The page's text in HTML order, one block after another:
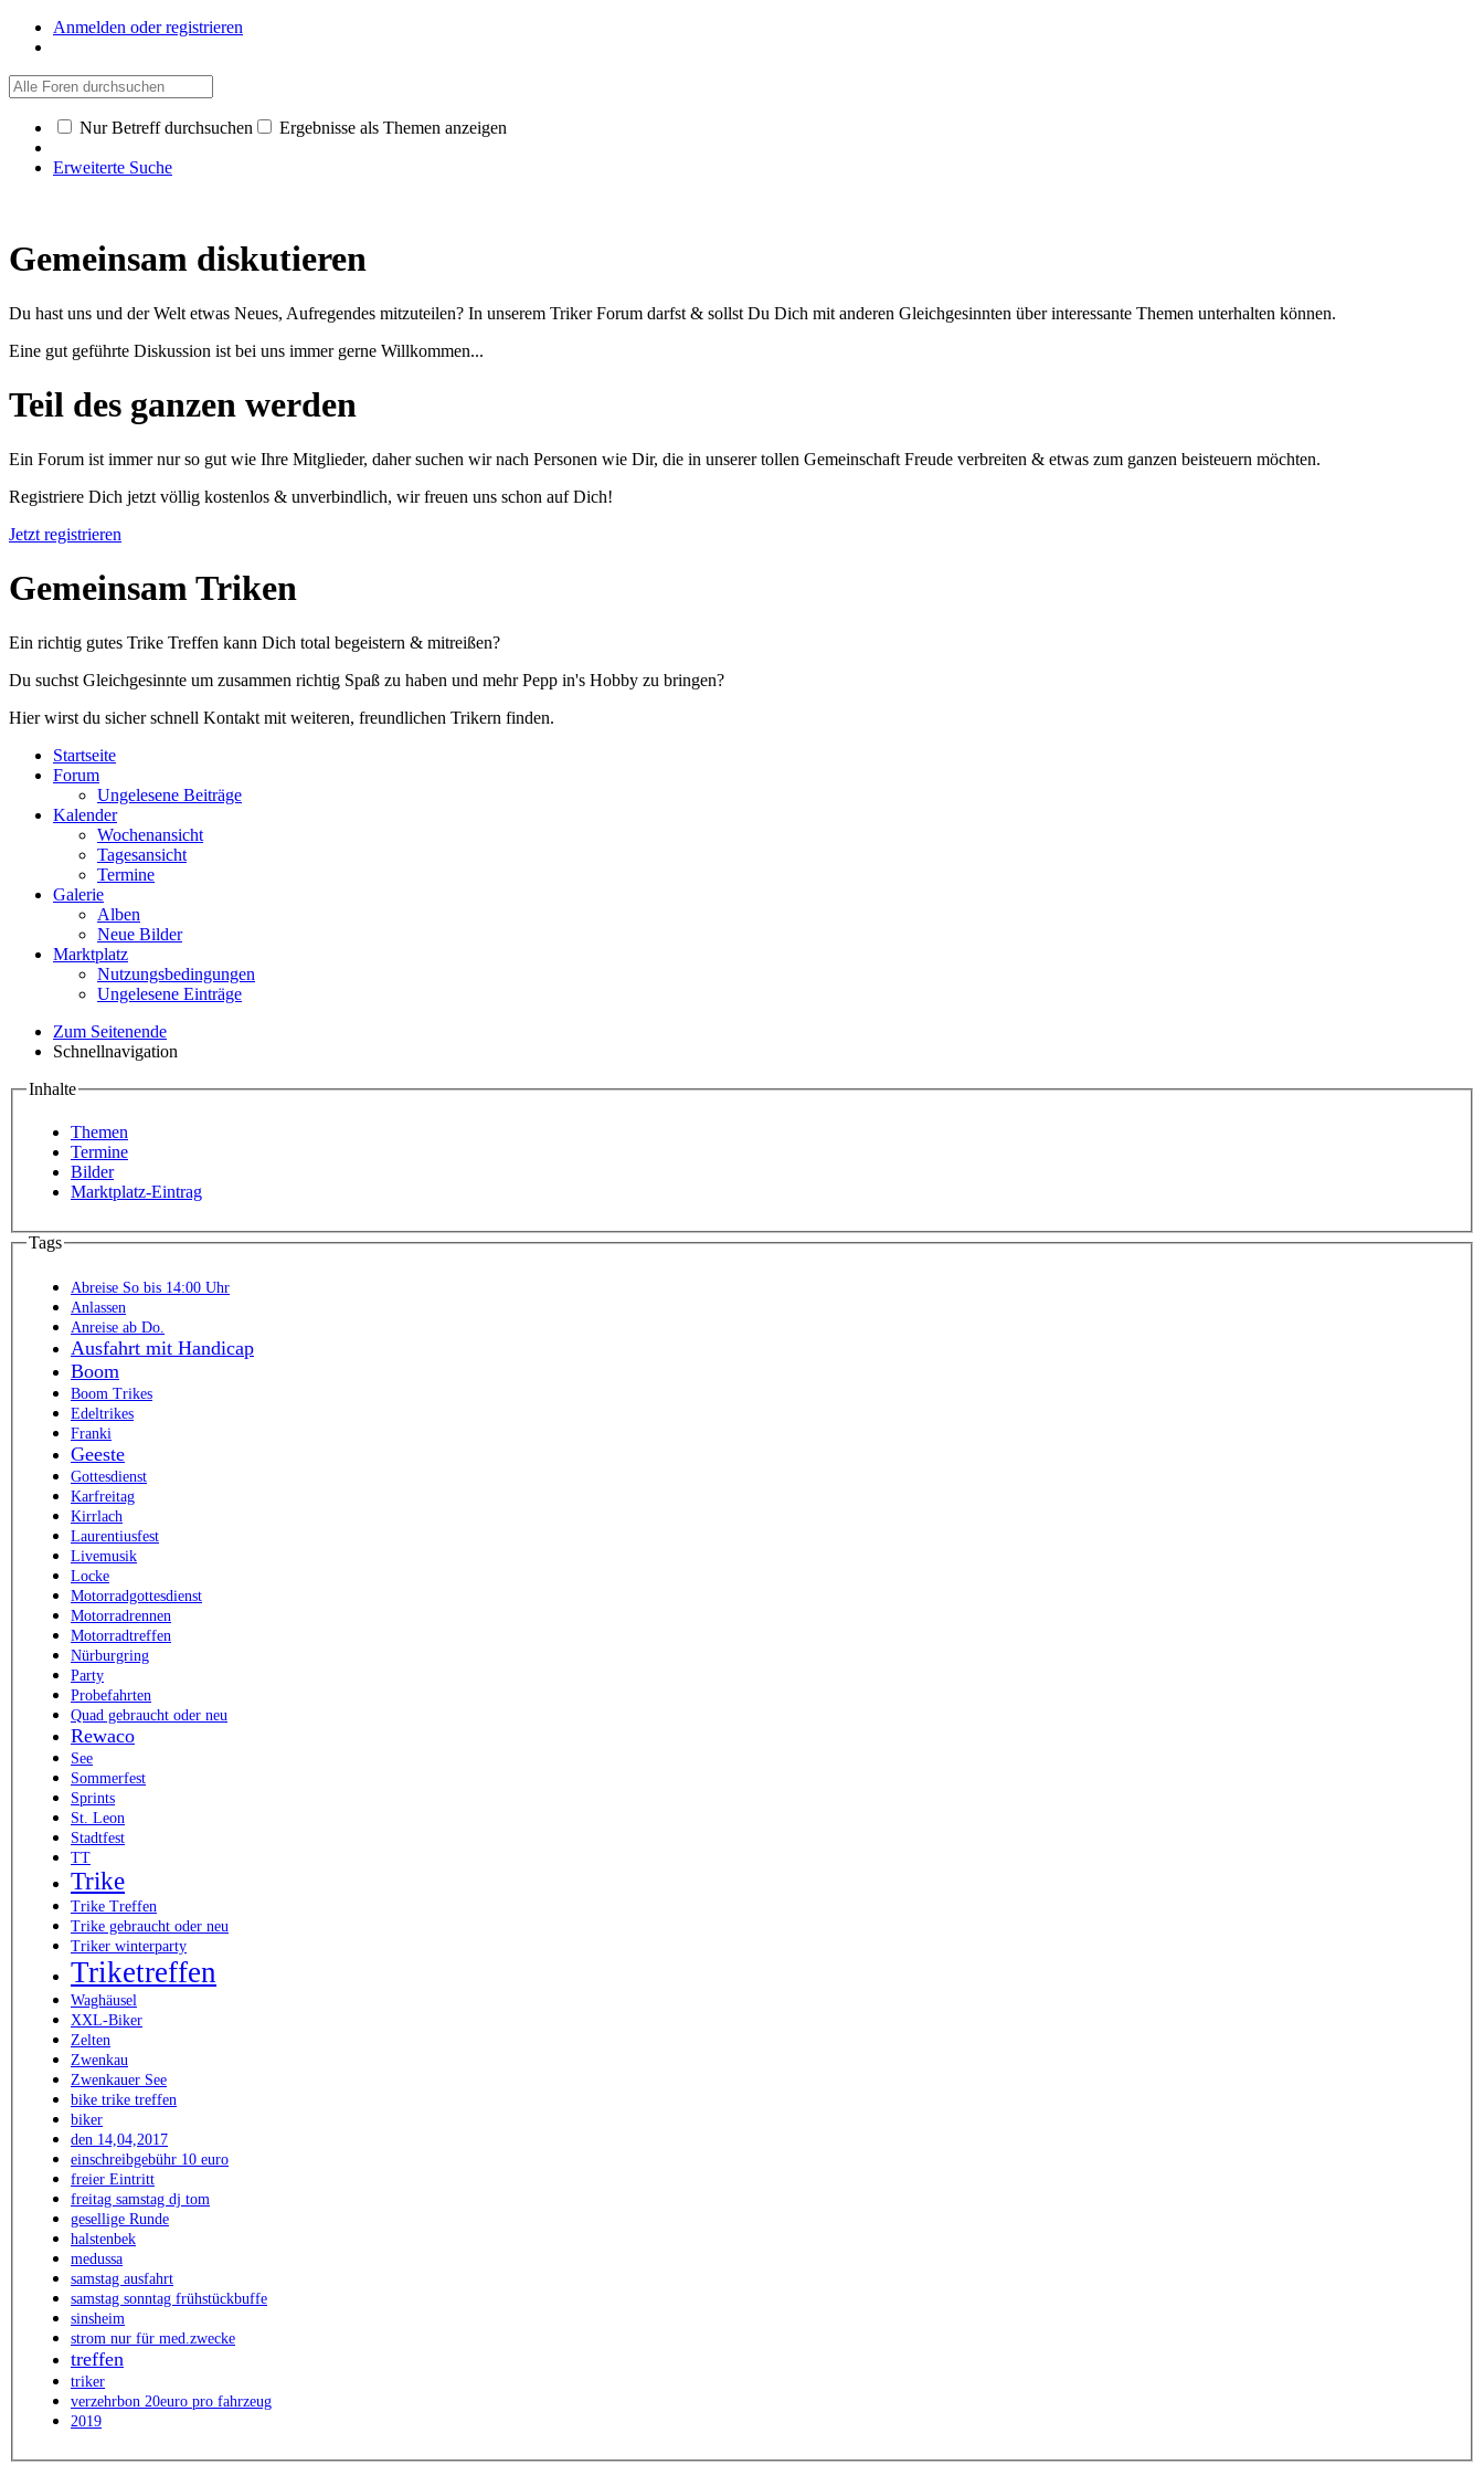
Anmelden oder registrieren
Nur Betreff durchsuchen Ergebnisse als Themen anzeigen
Erweiterte Suche
Gemeinsam diskutieren
Du hast uns und der Welt etwas Neues, Aufregendes mitzuteilen? In unserem Triker Forum darfst & sollst Du Dich mit anderen Gleichgesinnten über interessante Themen unterhalten können.
Eine gut geführte Diskussion ist bei uns immer gerne Willkommen...
Teil des ganzen werden
Ein Forum ist immer nur so gut wie Ihre Mitglieder, daher suchen wir nach Personen wie Dir, die in unserer tollen Gemeinschaft Freude verbreiten & etwas zum ganzen beisteuern möchten.
Registriere Dich jetzt völlig kostenlos & unverbindlich, wir freuen uns schon auf Dich!
Jetzt registrieren
Gemeinsam Triken
Ein richtig gutes Trike Treffen kann Dich total begeistern & mitreißen?
Du suchst Gleichgesinnte um zusammen richtig Spaß zu haben und mehr Pepp in's Hobby zu bringen?
Hier wirst du sicher schnell Kontakt mit weiteren, freundlichen Trikern finden.
Startseite
Forum
Ungelesene Beiträge
Kalender
Wochenansicht
Tagesansicht
Termine
Galerie
Alben
Neue Bilder
Marktplatz
Nutzungsbedingungen
Ungelesene Einträge
Zum Seitenende
Schnellnavigation
Inhalte
Themen
Termine
Bilder
Marktplatz-Eintrag
Tags
Abreise So bis 14:00 Uhr
Anlassen
Anreise ab Do.
Ausfahrt mit Handicap
Boom
Boom Trikes
Edeltrikes
Franki
Geeste
Gottesdienst
Karfreitag
Kirrlach
Laurentiusfest
Livemusik
Locke
Motorradgottesdienst
Motorradrennen
Motorradtreffen
Nürburgring
Party
Probefahrten
Quad gebraucht oder neu
Rewaco
See
Sommerfest
Sprints
St. Leon
Stadtfest
TT
Trike
Trike Treffen
Trike gebraucht oder neu
Triker winterparty
Triketreffen
Waghäusel
XXL-Biker
Zelten
Zwenkau
Zwenkauer See
bike trike treffen
biker
den 14,04,2017
einschreibgebühr 10 euro
freier Eintritt
freitag samstag dj tom
gesellige Runde
halstenbek
medussa
samstag ausfahrt
samstag sonntag frühstückbuffe
sinsheim
strom nur für med.zwecke
treffen
triker
verzehrbon 20euro pro fahrzeug
2019